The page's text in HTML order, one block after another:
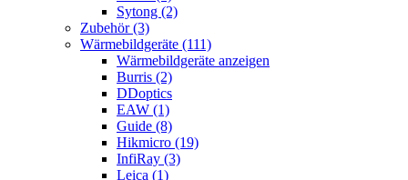
Sytong (2)
Zubehör (3)
Wärmebildgeräte (111)
Wärmebildgeräte anzeigen
Burris (2)
DDoptics
EAW (1)
Guide (8)
Hikmicro (19)
InfiRay (3)
Leica (1)